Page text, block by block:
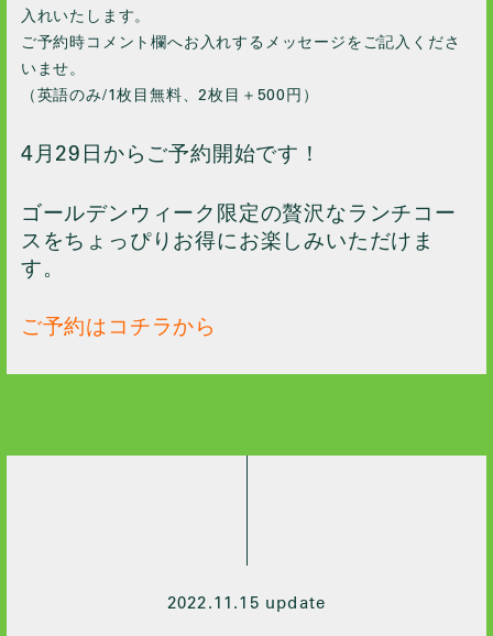
入れいたします。
ご予約時コメント欄へお入れするメッセージをご記入くださ
いませ。
（英語のみ/1枚目無料、2枚目＋500円）
4月29日からご予約開始です！
ゴールデンウィーク限定の贅沢なランチコー
スをちょっぴりお得にお楽しみいただけま
す。
ご予約はコチラから
2022.11.15 update